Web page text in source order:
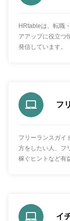
HRtableは、転職
アアップに役立つ
発信しています。
フ
フリーランスガイ
方をしたい人、フ
稼ぐヒントなど有
イ